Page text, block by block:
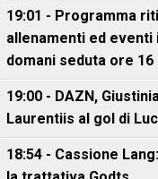
19:01 - Programma
allenamenti ed
domani seduta ore 16
19:00 - DAZN,
Laurentiis al gol di
18:54 - Cassione